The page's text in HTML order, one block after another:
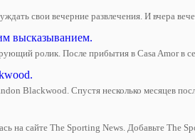
свои вечерние развлечения. И вчера
высказыванием.
ролик. После прибытия в Casa Amor в
Blackwood. Спустя несколько месяцев
на сайте The Sporting News. Добавьте The